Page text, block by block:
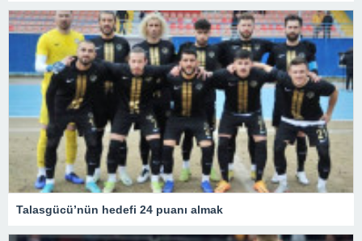
Talasgücü’nün hedefi 24 puanı almak